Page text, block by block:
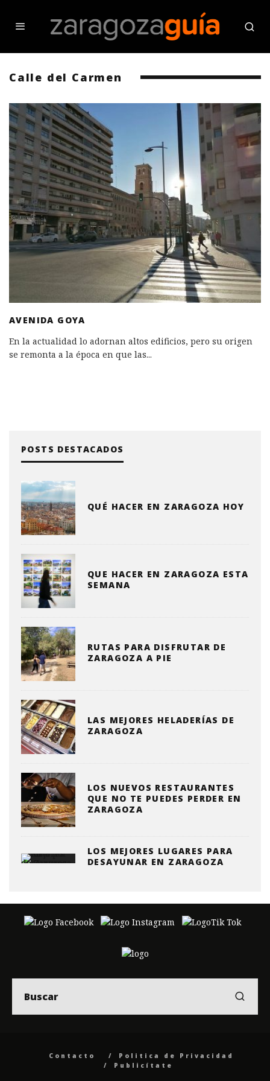
Calle del Carmen
AVENIDA GOYA
En la actualidad lo adornan altos edificios, pero su origen
se remonta a la época en que las...
POSTS DESTACADOS
QUÉ HACER EN ZARAGOZA HOY
QUE HACER EN ZARAGOZA ESTA
SEMANA
RUTAS PARA DISFRUTAR DE
ZARAGOZA A PIE
LAS MEJORES HELADERÍAS DE
ZARAGOZA
LOS NUEVOS RESTAURANTES
QUE NO TE PUEDES PERDER EN
ZARAGOZA
LOS MEJORES LUGARES PARA
DESAYUNAR EN ZARAGOZA
Contacto
Politica de Privacidad
Publicítate